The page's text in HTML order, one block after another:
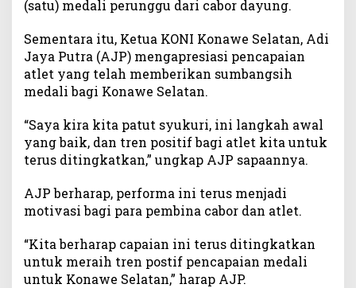
(satu) medali perunggu dari cabor dayung.
Sementara itu, Ketua KONI Konawe Selatan, Adi
Jaya Putra (AJP) mengapresiasi pencapaian
atlet yang telah memberikan sumbangsih
medali bagi Konawe Selatan.
“Saya kira kita patut syukuri, ini langkah awal
yang baik, dan tren positif bagi atlet kita untuk
terus ditingkatkan,” ungkap AJP sapaannya.
AJP berharap, performa ini terus menjadi
motivasi bagi para pembina cabor dan atlet.
“Kita berharap capaian ini terus ditingkatkan
untuk meraih tren postif pencapaian medali
untuk Konawe Selatan,” harap AJP.